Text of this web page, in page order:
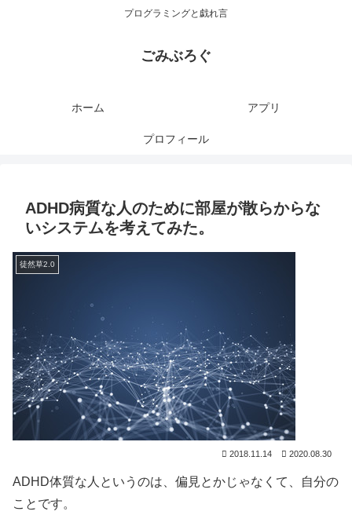
プログラミングと戯れ言
ごみぶろぐ
ホーム アプリ
プロフィール
ADHD病質な人のために部屋が散らからな
いシステムを考えてみた。
徒然草2.0
2018.11.14 2020.08.30
ADHD体質な人というのは、偏見とかじゃなくて、自分の
ことです。